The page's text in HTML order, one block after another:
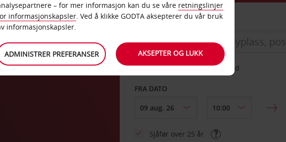
HENT FRA
Velg et annet leveringssted
FRA DATO
Sjåfør over 25 år
– for mer informasjon kan du se våre retningslinjer
informasjonskapsler. Ved å klikke GODTA aksepterer du vår bruk
informasjonskapsler.
ADMINISTRER PREFERANSER AKSEPTER OG LUKK